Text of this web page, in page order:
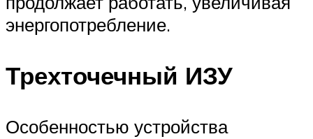
энергопотребление.
Трехточечный ИЗУ
Особенностью устройства